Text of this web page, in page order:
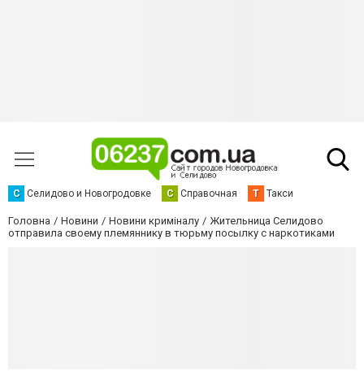
С Селидово и Новогродовке С Справочная Т Такси
Головна Новини Новини криміналу
Жительница Селидово
отправила своему племяннику в тюрьму посылку с наркотиками